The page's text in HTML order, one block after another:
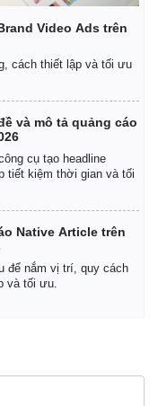
Video Ads trên
cách thiết lập và tối ưu
và mô tả quảng cáo
cụ tạo headline
tiết kiệm thời gian và tối
Native Article trên
để nắm vị trí, quy cách
và tối ưu.